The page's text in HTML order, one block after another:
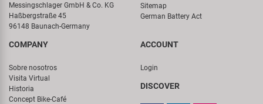
Messingschlager GmbH & Co. KG
Haßbergstraße 45
96148 Baunach-Germany
Sitemap
German Battery Act
COMPANY
Sobre nosotros
Visita Virtual
Historia
Concept Bike-Café
ACCOUNT
Login
DISCOVER